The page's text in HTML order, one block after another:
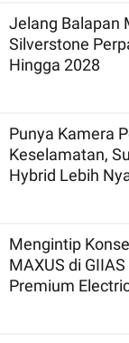
Jelang Balapan
Silverstone
Hingga 2028
Punya Kamera
Keselamatan,
Hybrid Lebih
Mengintip
MAXUS di
Premium